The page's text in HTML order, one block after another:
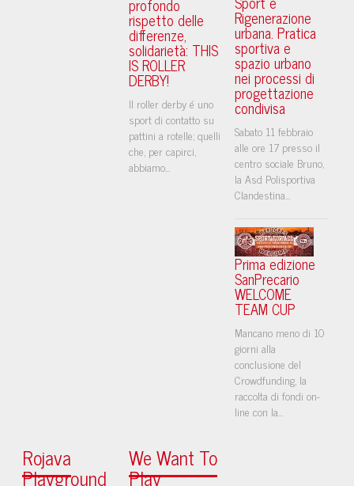
rispetto delle
differenze,
solidarietà: THIS
IS ROLLER
DERBY!
Il roller derby é uno
sport di contatto su
pattini a rotelle; quelli
che, per capirci,
abbiamo...
Rigenerazione
urbana. Pratica
sportiva e
spazio urbano
nei processi di
progettazione
condivisa
Sabato 11 febbraio
alle ore 17 presso il
centro sociale Bruno,
la Asd Polisportiva
Clandestina...
Prima edizione
SanPrecario
WELCOME
TEAM CUP
Mancano meno di 10
giorni alla
conclusione del
Crowdfunding, la
raccolta di fondi on-
line con la...
Rojava
Playground
We Want To
Play